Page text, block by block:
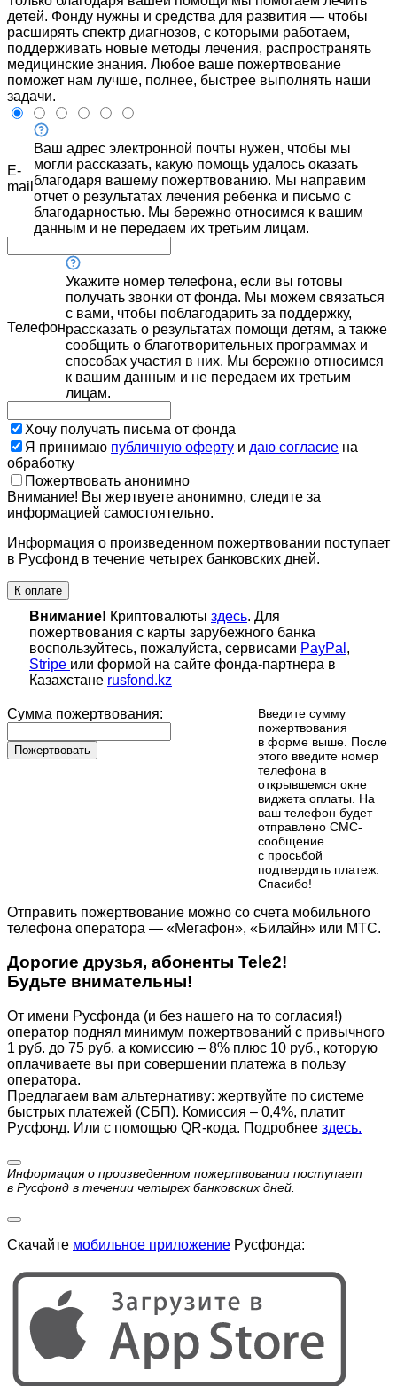
детей. Фонду нужны и средства для развития — чтобы
расширять спектр диагнозов, с которыми работаем,
поддерживать новые методы лечения, распространять
медицинские знания. Любое ваше пожертвование
поможет нам лучше, полнее, быстрее выполнять наши
задачи.
E-
mail
Ваш адрес электронной почты нужен, чтобы мы
могли рассказать, какую помощь удалось оказать
благодаря вашему пожертвованию. Мы направим
отчет о результатах лечения ребенка и письмо с
благодарностью. Мы бережно относимся к вашим
данным и не передаем их третьим лицам.
Телефон
Укажите номер телефона, если вы готовы
получать звонки от фонда. Мы можем связаться
с вами, чтобы поблагодарить за поддержку,
рассказать о результатах помощи детям, а также
сообщить о благотворительных программах и
способах участия в них. Мы бережно относимся
к вашим данным и не передаем их третьим
лицам.
Хочу получать письма от фонда
Я принимаю публичную оферту и даю согласие на
обработку
Пожертвовать анонимно
Внимание! Вы жертвуете анонимно, следите за
информацией самостоятельно.
Информация о произведенном пожертвовании поступает
в Русфонд в течение четырех банковских дней.
К оплате
Внимание! Криптовалюты здесь. Для
пожертвования с карты зарубежного банка
воспользуйтесь, пожалуйста, сервисами PayPal ,
Stripe или формой на сайте фонда-партнера в
Казахстане rusfond.kz
Сумма пожертвования:
Пожертвовать
Введите сумму
пожертвования
в форме выше. После
этого введите номер
телефона в
открывшемся окне
виджета оплаты. На
ваш телефон будет
отправлено СМС-
сообщение
с просьбой
подтвердить платеж.
Cпасибо!
Отправить пожертвование можно со счета мобильного
телефона оператора — «Мегафон», «Билайн» или МТС.
Дорогие друзья, абоненты Tele2!
Будьте внимательны!
От имени Русфонда (и без нашего на то согласия!)
оператор поднял минимум пожертвований с привычного
1 руб. до 75 руб. а комиссию – 8% плюс 10 руб., которую
оплачиваете вы при совершении платежа в пользу
оператора.
Предлагаем вам альтернативу: жертвуйте по cистеме
быстрых платежей (СБП). Комиссия – 0,4%, платит
Русфонд. Или с помощью QR-кода. Подробнее здесь.
Информация о произведенном пожертвовании поступает
в Русфонд в течении четырех банковских дней.
Скачайте мобильное приложение Русфонда: